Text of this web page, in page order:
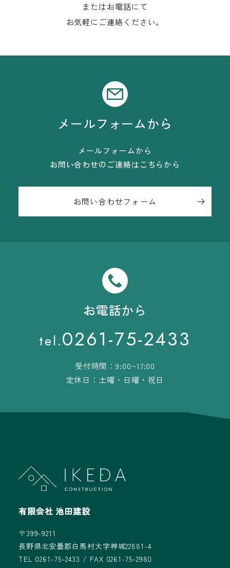
またはお電話にて
お気軽にご連絡ください。
メールフォームから
メールフォームから
お問い合わせのご連絡はこちらから
お問い合わせフォーム
お電話から
tel.0261-75-2433
受付時間：9:00~17:00
定休日：土曜・日曜・祝日
有限会社 池田建設
〒399-9211
長野県北安曇郡白馬村大字神城22881-4
TEL 0261-75-2433 / FAX 0261-75-2980